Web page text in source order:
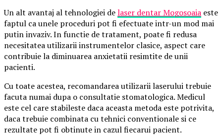
Un alt avantaj al tehnologiei delaser dentar Mogosoaia este
faptul ca unele proceduri pot fi efectuate intr-un mod mai
putin invaziv. In functie de tratament, poate fi redusa
necesitatea utilizarii instrumentelor clasice, aspect care
contribuie la diminuarea anxietatii resimtite de unii
pacienti.
Cu toate acestea, recomandarea utilizarii laserului trebuie
facuta numai dupa o consultatie stomatologica. Medicul
este cel care stabileste daca aceasta metoda este potrivita,
daca trebuie combinata cu tehnici conventionale si ce
rezultate pot fi obtinute in cazul fiecarui pacient.